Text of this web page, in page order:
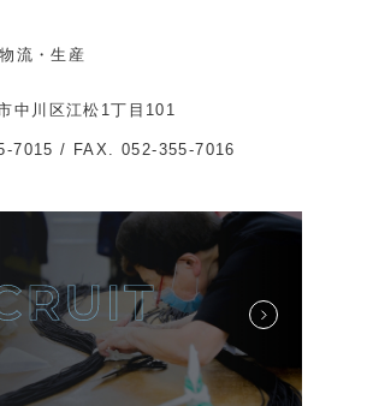
流・生産
中川区江松1丁目101
7015 / FAX. 052-355-7016